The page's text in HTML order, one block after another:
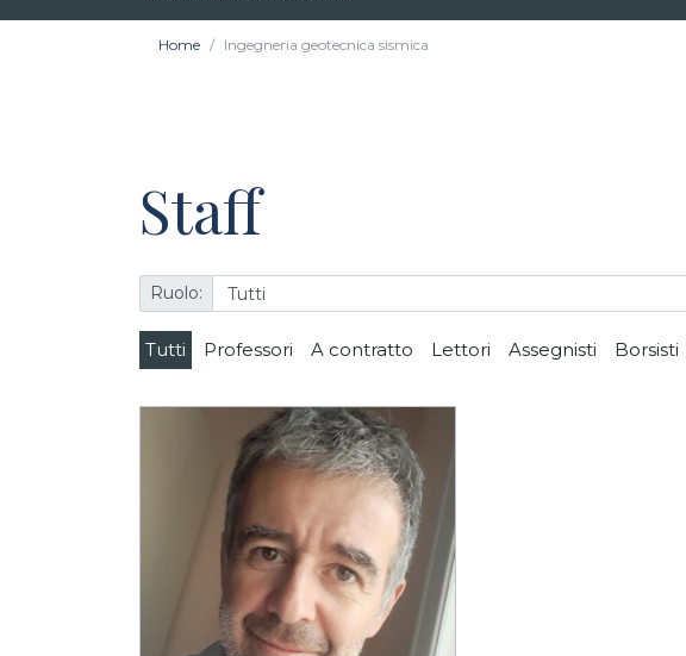
Home Ingegneria geotecnica sismica
Staff
Ruolo:
Tutti Professori A contratto Lettori Assegnisti Borsisti